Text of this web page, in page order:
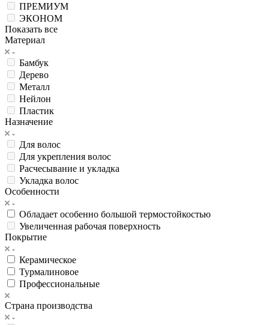
ПРЕМИУМ
ЭКОНОМ
Показать все
Материал
Бамбук
Дерево
Металл
Нейлон
Пластик
Назначение
Для волос
Для укрепления волос
Расчесывание и укладка
Укладка волос
Особенности
Обладает особенно большой термостойкостью
Увеличенная рабочая поверхность
Покрытие
Керамическое
Турмалиновое
Профессиональные
Страна производства